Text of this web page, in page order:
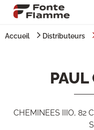
Accueil Distributeurs
PAUL
CHEMINEES IIIO, 82